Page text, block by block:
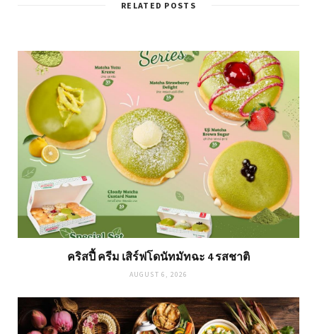
RELATED POSTS
คริสปี้ ครีม เสิร์ฟโดนัทมัทฉะ 4 รสชาติ
AUGUST 6, 2026